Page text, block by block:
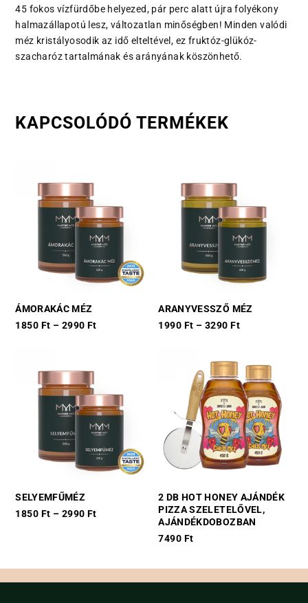
45 fokos vízfürdőbe helyezed, pár perc alatt újra folyékony
halmazállapotú lesz, változatlan minőségben! Minden valódi
méz kristályosodik az idő elteltével, ez fruktóz-glükóz-
szacharóz tartalmának és arányának köszönhető.
KAPCSOLÓDÓ TERMÉKEK
ÁMORAKÁC MÉZ
1850 Ft – 2990Ft
has
multiple
variants.
The
options
may
be
on
the
ARANYVESSZŐ MÉZ
1990 Ft – 3290Ft
product
has
multiple
variants.
The
options
may
be
on
the
SELYEMFŰMÉZ
1850 Ft – 2990Ft
multiple
2 DB HOT HONEY AJÁNDÉK
PIZZA SZELETELŐVEL,
AJÁNDÉKDOBOZBAN
7490 Ft